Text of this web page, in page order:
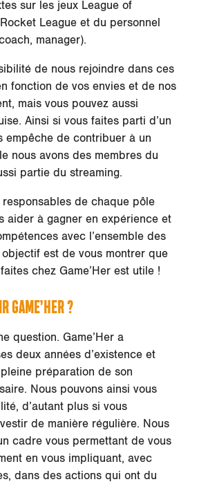
sur les jeux League of
League et du personnel
manager).
de nous rejoindre dans ces
fonction de vos envies et de nos
mais vous pouvez aussi
Ainsi si vous faites parti d’un
empêche de contribuer à un
nous avons des membres du
partie du streaming.
de chaque pôle
aider à gagner en expérience et
avec l’ensemble des
est de vous montrer que
chez Game’Her est utile !
GAME’HER ?
question. Game’Her a
deux années d’existence et
préparation de son
Nous pouvons ainsi vous
d’autant plus si vous
de manière régulière. Nous
cadre vous permettant de vous
en vous impliquant, avec
dans des actions qui ont du